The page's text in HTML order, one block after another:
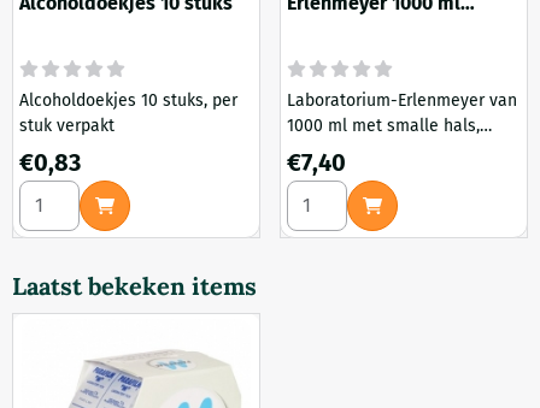
Alcoholdoekjes 10 stuks, per
stuk verpakt
Prijs: 0,83
€0,83
Aantal kiezen voor Alcoholdoekjes 10 stuks
Laboratorium-Erlenmeyer van
1000 ml met smalle hals,
vervaardigd uit
borosilicaatglas. Ideaal voor
mengen, verwarmen en
bewaren van vloeistoffen.
Prijs: 7,40
€7,40
Aantal kiezen voor
Laatst bekeken items